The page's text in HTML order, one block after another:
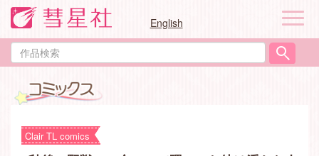
English
作
品
ナ
ゲ
ー
Clair TL comics